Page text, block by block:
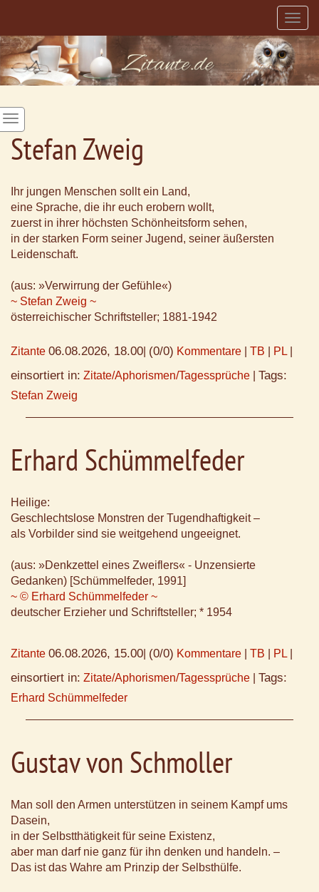
Stefan Zweig
Ihr jungen Menschen sollt ein Land,
eine Sprache, die ihr euch erobern wollt,
zuerst in ihrer höchsten Schönheitsform sehen,
in der starken Form seiner Jugend, seiner äußersten
Leidenschaft.
(aus: »Verwirrung der Gefühle«)
~ Stefan Zweig ~
österreichischer Schriftsteller; 1881-1942
Zitante 06.08.2026, 18.00 (0/0) Kommentare TB PL
einsortiert in: Zitate/Aphorismen/Tagessprüche Tags:
Stefan Zweig
Erhard Schümmelfeder
Heilige:
Geschlechtslose Monstren der Tugendhaftigkeit –
als Vorbilder sind sie weitgehend ungeeignet.
(aus: »Denkzettel eines Zweiflers« - Unzensierte
Gedanken) [Schümmelfeder, 1991]
~ © Erhard Schümmelfeder ~
deutscher Erzieher und Schriftsteller; * 1954
Zitante 06.08.2026, 15.00 (0/0) Kommentare TB PL
einsortiert in: Zitate/Aphorismen/Tagessprüche Tags:
Erhard Schümmelfeder
Gustav von Schmoller
Man soll den Armen unterstützen in seinem Kampf ums
Dasein,
in der Selbstthätigkeit für seine Existenz,
aber man darf nie ganz für ihn denken und handeln. –
Das ist das Wahre am Prinzip der Selbsthülfe.